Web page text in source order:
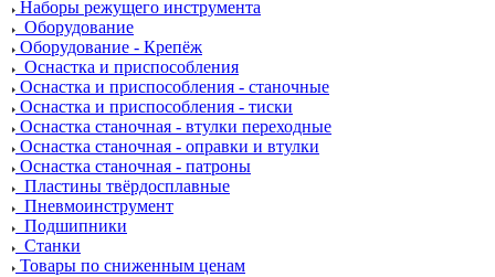
Наборы режущего инструмента
Оборудование
Оборудование - Крепёж
Оснастка и приспособления
Оснастка и приспособления - станочные
Оснастка и приспособления - тиски
Оснастка станочная - втулки переходные
Оснастка станочная - оправки и втулки
Оснастка станочная - патроны
Пластины твёрдосплавные
Пневмоинструмент
Подшипники
Станки
Товары по сниженным ценам